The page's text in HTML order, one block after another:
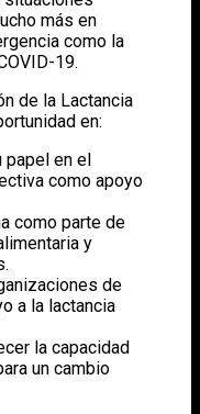
más en
como la
19.
de la Lactancia
en:
papel en el
como apoyo
como parte de
y
de
a la lactancia
la capacidad
un cambio